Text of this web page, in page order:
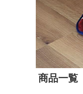
商品一覧